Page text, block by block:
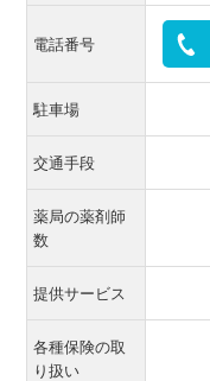
電話番号
駐車場
交通手段
薬局の薬剤師
数
提供サービス
各種保険の取
り扱い